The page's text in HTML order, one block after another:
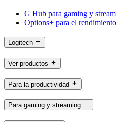
G Hub para gaming y
Options+ para el rendimiento
Logitech
Ver productos
Para la productividad
Para gaming y streaming